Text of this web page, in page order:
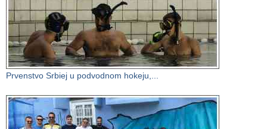
Prvenstvo Srbiej u podvodnom hokeju,...